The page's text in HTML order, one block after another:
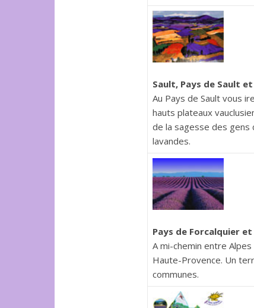
Sault, Pays de Sault
Au Pays de Sault vous
hauts plateaux
de la sagesse des gens
lavandes.
Pays de Forcalquier
A mi-chemin entre
Haute-Provence. Un
communes.